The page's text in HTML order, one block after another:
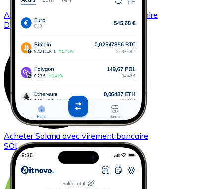
Acheter
avec virement bancaire
DOGE
AcheterSolana avec virement bancaire
SOL